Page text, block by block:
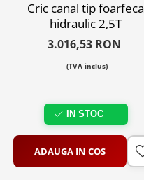
Cric canal tip foarfeca
hidraulic 2,5T
3.016,53 RON
(TVA inclus)
IN STOC
ADAUGA IN COS